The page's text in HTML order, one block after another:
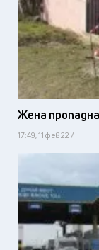
Жена
17:49, 11 фев 22 /